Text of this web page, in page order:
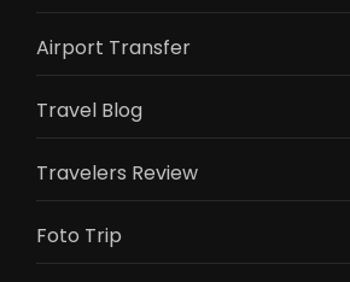
Airport Transfer
Travel Blog
Travelers Review
Foto Trip